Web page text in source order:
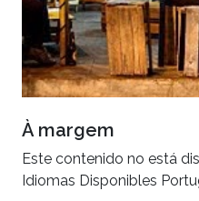
À margem
Este contenido no está
Idiomas Disponibles